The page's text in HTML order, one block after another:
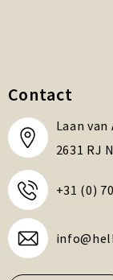
Contact
Laan
2631 RJ
+31 (0)